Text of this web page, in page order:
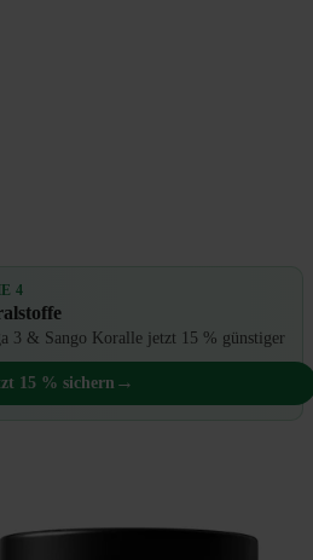
4
3 & Sango Koralle jetzt 15 % günstiger
15 % sichern →